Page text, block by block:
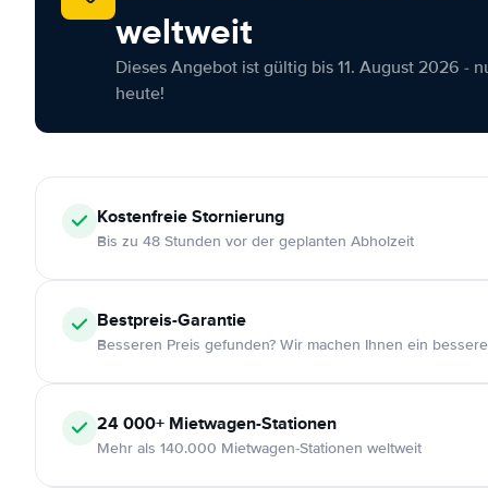
weltweit
Dieses Angebot ist gültig bis 11. August 2026 -
heute!
KostenfreieStornierung
Bis zu 48 Stunden vor der geplanten Abholzeit
Bestpreis-Garantie
Besseren Preis gefunden? Wir machen Ihnen ein
24 000+ Mietwagen-Stationen
Mehr als 140.000 Mietwagen-Stationen weltweit